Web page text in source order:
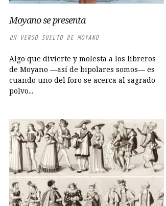
Moyano se presenta
UN VERSO SUELTO DE MOYANO
Algo que divierte y molesta a los libreros
de Moyano —así de bipolares somos— es
cuando uno del foro se acerca al sagrado
polvo...